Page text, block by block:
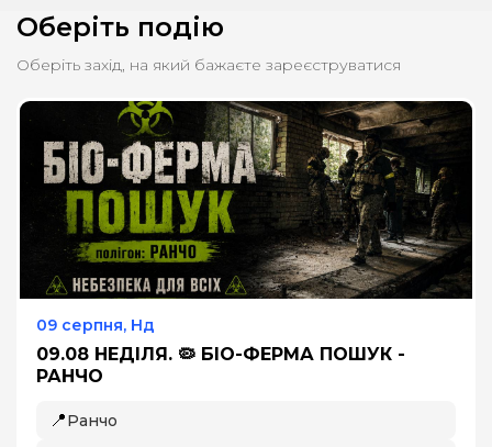
Оберіть подію
Оберіть захід, на який бажаєте зареєструватися
09 серпня, Нд
09.08 НЕДІЛЯ. 🦠 БІО-ФЕРМА ПОШУК -
РАНЧО
📍Ранчо